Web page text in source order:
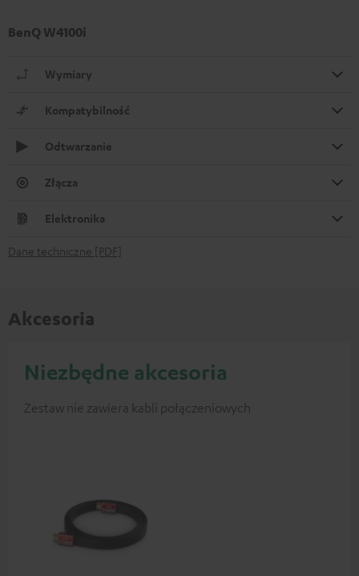
BenQ W4100i
Wymiary
Kompatybilność
Odtwarzanie
Złącza
Elektronika
Dane techniczne [PDF]
Akcesoria
Niezbędne akcesoria
Zestaw nie zawiera kabli połączeniowych